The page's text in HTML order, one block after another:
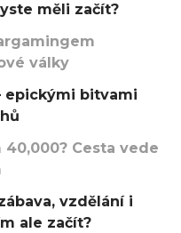
měli začít?
války
epickými bitvami
Cesta vede
vzdělání i
ale začít?